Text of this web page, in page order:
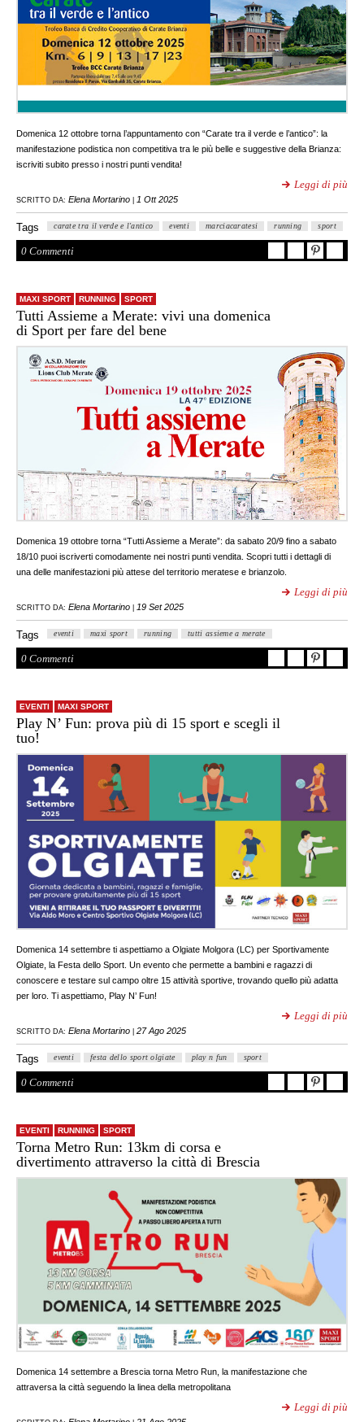
Domenica 12 ottobre torna l’appuntamento con “Carate tra il verde e l’antico”: la
manifestazione podistica non competitiva tra le più belle e suggestive della Brianza:
iscriviti subito presso i nostri punti vendita!
Leggi di più
SCRITTO DA: Elena Mortarino 1 Ott 2025
Tags carate tra il verde e l'antico eventi marciacaratesi running sport
0 Commenti
MAXI SPORT RUNNING SPORT
Tutti Assieme a Merate: vivi una domenica
di Sport per fare del bene
Domenica 19 ottobre torna “Tutti Assieme a Merate”: da sabato 20/9 fino a sabato
18/10 puoi iscriverti comodamente nei nostri punti vendita. Scopri tutti i dettagli di
una delle manifestazioni più attese del territorio meratese e brianzolo.
Leggi di più
SCRITTO DA: Elena Mortarino 19 Set 2025
Tags eventi maxi sport running tutti assieme a merate
0 Commenti
EVENTI MAXI SPORT
Play N’ Fun: prova più di 15 sport e scegli il
tuo!
Domenica 14 settembre ti aspettiamo a Olgiate Molgora (LC) per Sportivamente
Olgiate, la Festa dello Sport. Un evento che permette a bambini e ragazzi di
conoscere e testare sul campo oltre 15 attività sportive, trovando quello più adatta
per loro. Ti aspettiamo, Play N’ Fun!
Leggi di più
SCRITTO DA: Elena Mortarino 27 Ago 2025
Tags eventi festa dello sport olgiate play n fun sport
0 Commenti
EVENTI RUNNING SPORT
Torna Metro Run: 13km di corsa e
divertimento attraverso la città di Brescia
Domenica 14 settembre a Brescia torna Metro Run, la manifestazione che
attraversa la città seguendo la linea della metropolitana
Leggi di più